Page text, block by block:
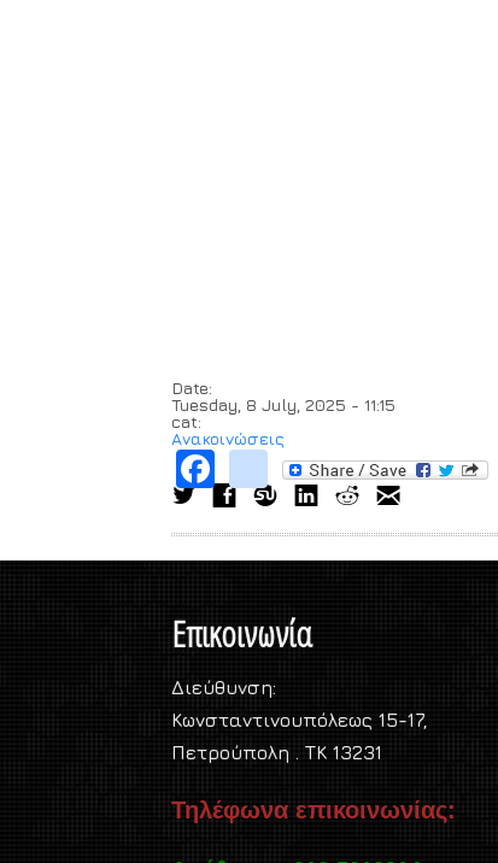
Date:
Tuesday, 8 July, 2025 - 11:15
cat:
Ανακοινώσεις
Facebook
instagram
Επικοινωνία
Διεύθυνση:
Κωνσταντινουπόλεως 15-17,
Πετρούπολη . TK 13231
Τηλέφωνα επικοινωνίας: